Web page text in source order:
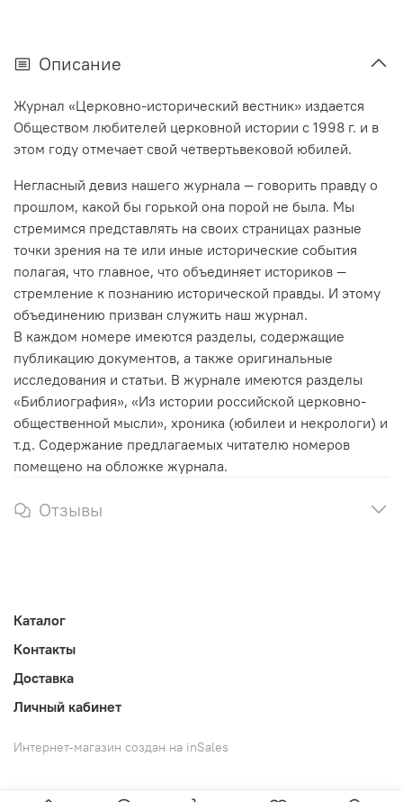
Описание
Журнал «Церковно-исторический вестник» издается
Обществом любителей церковной истории с 1998 г. и в
этом году отмечает свой четвертьвековой юбилей.
Негласный девиз нашего журнала — говорить правду о
прошлом, какой бы горькой она порой не была. Мы
стремимся представлять на своих страницах разные
точки зрения на те или иные исторические события
полагая, что главное, что объединяет историков —
стремление к познанию исторической правды. И этому
объединению призван служить наш журнал.
В каждом номере имеются разделы, содержащие
публикацию документов, а также оригинальные
исследования и статьи. В журнале имеются разделы
«Библиография», «Из истории российской церковно-
общественной мысли», хроника (юбилеи и некрологи) и
т.д. Содержание предлагаемых читателю номеров
помещено на обложке журнала.
Отзывы
Каталог
Контакты
Доставка
Личный кабинет
Интернет-магазин создан на inSales